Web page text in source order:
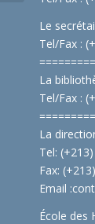
Le
Tel/Fax :
La
Tel/Fax :
La
Tel:
Fax:
Email :
École des